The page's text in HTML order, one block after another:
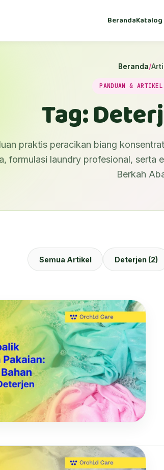
Beranda
Beranda/
PANDUAN &
Tag:
praktis peracikan biang
formulasi laundry profesional, serta
Berkah
Semua Artikel Deterjen (2)